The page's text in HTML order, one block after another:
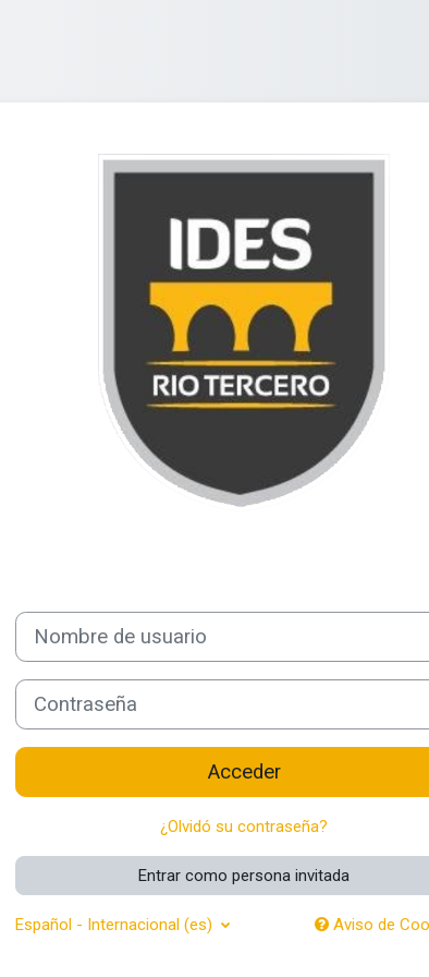
Entrar a Aula Virtual - IDES
Nombre de usuario
Contraseña
Acceder
¿Olvidó su contraseña?
Entrar como persona invitada
Español - Internacional ‎(es)‎ Aviso de